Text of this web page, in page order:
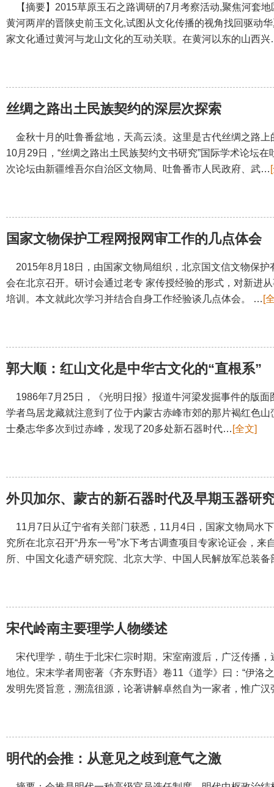
【摘要】2015草原玉石之路调研的7月考察活动,聚焦河套
黄河两岸的晋陕史前玉文化,试图从文化传播的视角找回驱动
家文化通过黄河与龙山文化的互动关联。在黄河以东的山西
丝绸之路出土民族契约的深层次探索
金秋十月的吐鲁番盆地，天高云淡。这里是古代丝绸之路
10月29日，“丝绸之路出土民族契约文书研究”国际学术论坛
次论坛由新疆维吾尔自治区文物局、吐鲁番市人民政府、武…
国家文物保护工程网报网审工作的几点体会
2015年8月18日，由国家文物局组织，北京国文信文物保护
会在北京召开。研讨会通过老专 家传授经验的形式，对新进
培训。本文就此次学习并结合自身工作经验谈几点体会。 … [
郭大顺：红山文化是中华古文化的“直根系”
1986年7月25日，《光明日报》报道牛河梁发掘事件的版面
学者鸟居龙藏就注意到了位于内蒙古赤峰市郊的那片褐红色
士桑志华多次到过赤峰，发现了20多处新石器时代… [全文]
外贝加尔、蒙古的新石器时代及早期玉器研
11月7日从辽宁省有关部门获悉，11月4日，国家文物局水
究所在北京召开“丹东一号”水下考古调查项目专家论证会，
所、中国文化遗产研究院、北京大学、中国人民解放军总装
宋代岭南主要理学人物缕述
宋代理学，萌生于北宋仁宗时期。宋室南渡后，广泛传播
地位。宋末学者周密著《齐东野语》卷11《道学》曰：“伊洛
发明先贤旨意，溯流徂源，论著讲解卓然自为一家者，惟广
明代的会推：从意见之歧到意气之激